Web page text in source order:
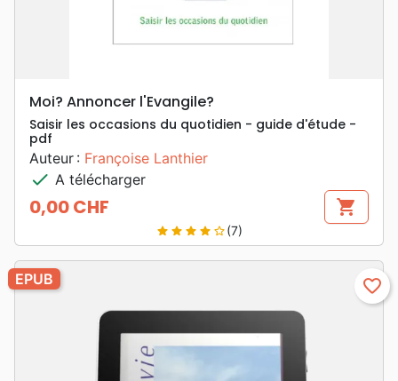
Moi? Annoncer l'Evangile?
Saisir les occasions du quotidien - guide d'étude -
pdf
Auteur : Françoise Lanthier
check A télécharger
Prix
0,00 CHF shopping_cart
star star star star star_border(7)
EPUB favorite_border